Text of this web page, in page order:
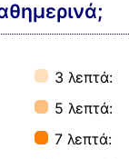
3 λεπτά:
5 λεπτά:
7 λεπτά: